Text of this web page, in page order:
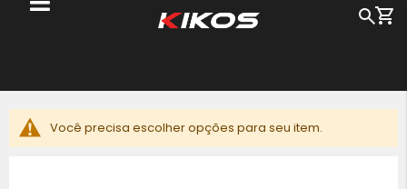
Você precisa escolher opções para seu item.